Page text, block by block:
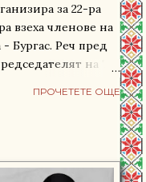
за 22-ра
взеха членове на
Бургас. Реч пред
на ТД
с гордост
култура с
ни и танцовото
ПРОЧЕТЕТЕ ОЩЕ